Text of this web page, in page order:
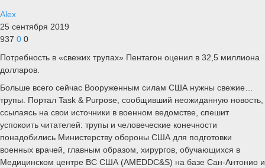
Alex
25 сентября 2019
937 0 0
Потребность в «свежих трупах» Пентагон оценил в 32,5 миллиона
долларов.
Больше всего сейчас Вооруженным силам США нужны свежие…
трупы. Портал Task & Purpose, сообщивший неожиданную новость,
ссылаясь на свои источники в военном ведомстве, спешит
успокоить читателей: трупы и человеческие конечности
понадобились Министерству обороны США для подготовки
военных врачей, главным образом, хирургов, обучающихся в
Медицинском центре ВС США (AMEDDC&S) на базе Сан-Антонио и